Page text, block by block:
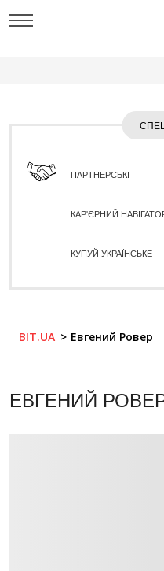
ПАРТНЕРСЬКІ
КАР'ЄРНИЙ
КУПУЙ УКРАЇНСЬКЕ
BIT.UA Евгений Ровер
ЕВГЕНИЙ